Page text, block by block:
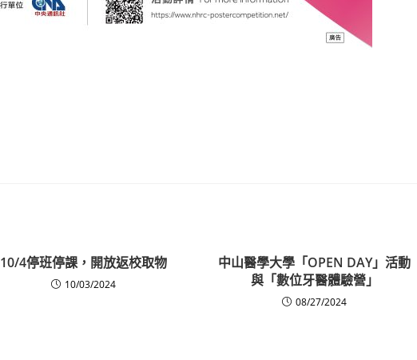
10/4停班停課，開放返校取物
10/03/2024
中山醫學大學「OPEN DAY」活動
與「數位牙醫體驗營」
08/27/2024